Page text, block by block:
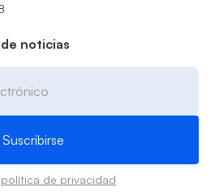
noticias
política de privacidad